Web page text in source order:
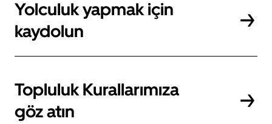
Yolculuk yapmak için
kaydolun
Topluluk Kurallarımıza
göz atın